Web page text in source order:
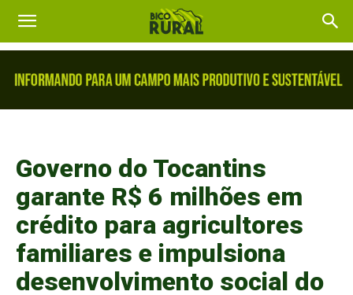
Governo do Tocantins
garante R$ 6 milhões em
crédito para agricultores
familiares e impulsiona
desenvolvimento social do